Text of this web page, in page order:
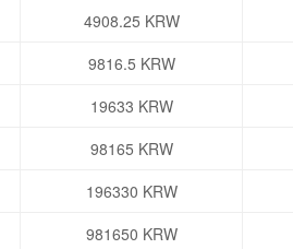
4908.25 KRW
9816.5 KRW
19633 KRW
98165 KRW
196330 KRW
981650 KRW